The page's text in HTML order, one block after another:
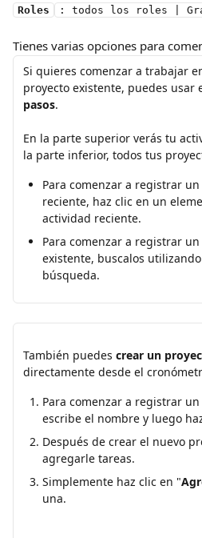
Roles : todos los roles |
Tienes varias opciones para
Si quieres comenzar a trabajar
proyecto existente, puedes usar
pasos.
En la parte superior verás tu
la parte inferior, todos tus
Para comenzar a registrar
reciente, haz clic en un
actividad reciente.
Para comenzar a registrar
existente, buscalos
búsqueda.
También puedes crear un
directamente desde el
Para comenzar a registrar
escribe el nombre y luego
Después de crear el nuevo
agregarle tareas.
Simplemente haz clic en "
una.